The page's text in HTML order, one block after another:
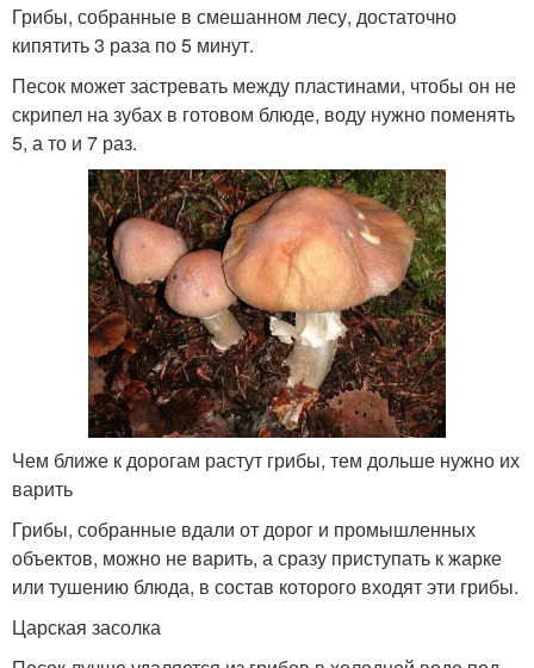
Грибы, собранные в смешанном лесу, достаточно
кипятить 3 раза по 5 минут.
Песок может застревать между пластинами, чтобы он не
скрипел на зубах в готовом блюде, воду нужно поменять
5, а то и 7 раз.
Чем ближе к дорогам растут грибы, тем дольше нужно их
варить
Грибы, собранные вдали от дорог и промышленных
объектов, можно не варить, а сразу приступать к жарке
или тушению блюда, в состав которого входят эти грибы.
Царская засолка